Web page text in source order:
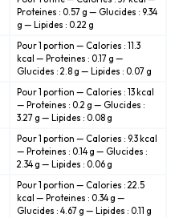
Proteines : 0.57 g — Glucides : 9.34
g — Lipides : 0.22 g
Pour 1 portion — Calories : 11.3
kcal — Proteines : 0.17 g —
Glucides : 2.8 g — Lipides : 0.07 g
Pour 1 portion — Calories : 13 kcal
— Proteines : 0.2 g — Glucides :
3.27 g — Lipides : 0.08 g
Pour 1 portion — Calories : 9.3 kcal
— Proteines : 0.14 g — Glucides :
2.34 g — Lipides : 0.06 g
Pour 1 portion — Calories : 22.5
kcal — Proteines : 0.34 g —
Glucides : 4.67 g — Lipides : 0.11 g